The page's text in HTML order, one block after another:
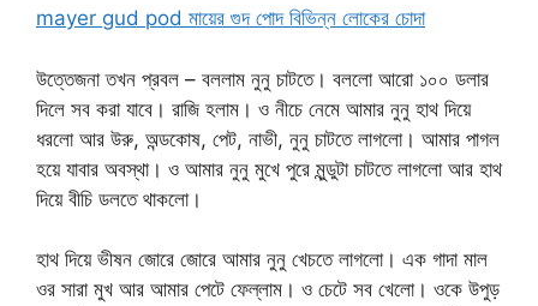
mayer gud pod মায়ের গুদ পোদ বিভিন্ন লোকের চোদা
উত্তেজনা তখন প্রবল – বললাম নুনু চাটতে। বললো আরো ১০০ ডলার
দিলে সব করা যাবে। রাজি হলাম। ও নীচে নেমে আমার নুনু হাথ দিয়ে
ধরলো আর উরু, অন্ডকোষ, পেট, নাভী, নুনু চাটতে লাগলো। আমার পাগল
হয়ে যাবার অবস্থা। ও আমার নুনু মুখে পুরে মুন্ডুটা চাটতে লাগলো আর হাথ
দিয়ে বীচি ডলতে থাকলো।
হাথ দিয়ে ভীষন জোরে জোরে আমার নুনু খেচতে লাগলো। এক গাদা মাল
ওর সারা মুখ আর আমার পেটে ফেল্লাম। ও চেটে সব খেলো। ওকে উপুড়